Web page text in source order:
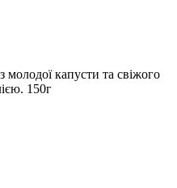
молодої капусти та свіжого
150г